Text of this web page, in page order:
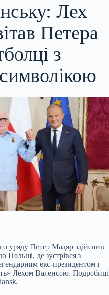
Лех
Петера
з
уряду Петер Мадяр здійснив
Польщі, де зустрівся з
екс-президентом і
Лехом Валенсою. Подробиці